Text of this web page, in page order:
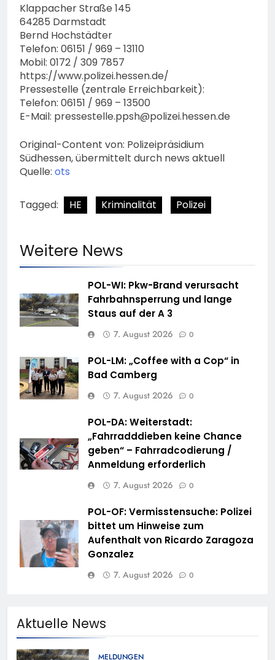
Klappacher Straße 145
64285 Darmstadt
Bernd Hochstädter
Telefon: 06151 / 969 – 13110
Mobil: 0172 / 309 7857
https://www.polizei.hessen.de/
Pressestelle (zentrale Erreichbarkeit):
Telefon: 06151 / 969 – 13500
E-Mail: pressestelle.ppsh@polizei.hessen.de
Original-Content von: Polizeipräsidium
Südhessen, übermittelt durch news aktuell
Quelle: ots
Tagged: HE Kriminalität Polizei
Weitere News
POL-WI: Pkw-Brand verursacht
Fahrbahnsperrung und lange
Staus auf der A 3
7. August 2026 0
POL-LM: „Coffee with a Cop“ in
Bad Camberg
7. August 2026 0
POL-DA: Weiterstadt:
„Fahrradddieben keine Chance
geben“ – Fahrradcodierung /
Anmeldung erforderlich
7. August 2026 0
POL-OF: Vermisstensuche: Polizei
bittet um Hinweise zum
Aufenthalt von Ricardo Zaragoza
Gonzalez
7. August 2026 0
Aktuelle News
MELDUNGEN